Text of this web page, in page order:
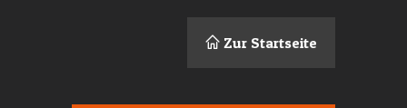
Zur Startseite